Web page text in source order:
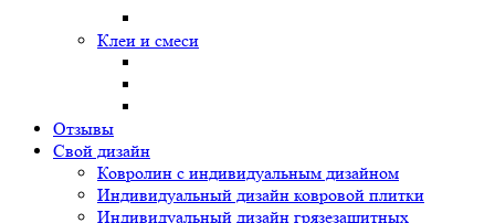
Клеи и смеси
Отзывы
Свой дизайн
Ковролин с индивидуальным дизайном
Индивидуальный дизайн ковровой плитки
Индивидуальный дизайн грязезащитных